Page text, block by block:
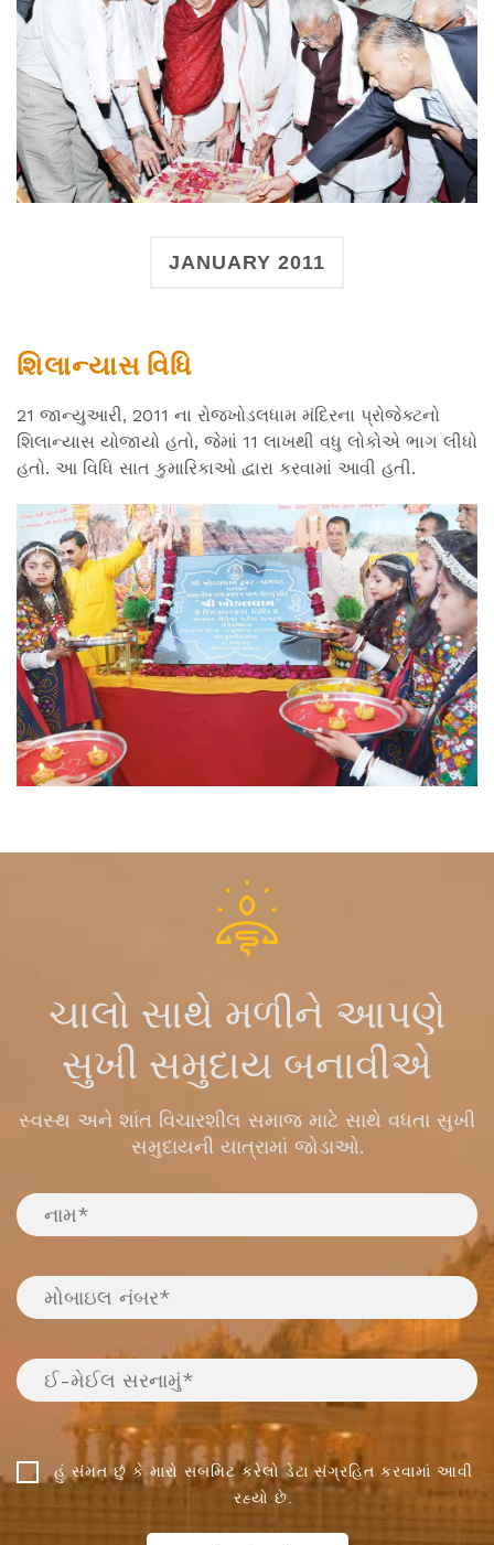
JANUARY 2011
શિલાન્યાસ વિધિ
21 જાન્યુઆરી, 2011 ના રોજખોડલધામ મંદિરના પ્રોજેક્ટનો
શિલાન્યાસ યોજાયો હતો, જેમાં 11 લાખથી વધુ લોકોએ ભાગ લીધો
હતો. આ વિધિ સાત કુમારિકાઓ દ્વારા કરવામાં આવી હતી.
ચાલો સાથે મળીને આપણે
સુખી સમુદાય બનાવીએ
સ્વસ્થ અને શાંત વિચારશીલ સમાજ માટે સાથે વધતા સુખી
સમુદાયની યાત્રામાં જોડાઓ.
હું સંમત છું કે મારો સબમિટ કરેલો ડેટા સંગ્રહિત કરવામાં આવી
રહ્યો છે.